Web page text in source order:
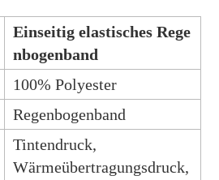
Einseitig elastisches Rege
nbogenband
100% Polyester
Regenbogenband
Tintendruck,
Wärmeübertragungsdruck,